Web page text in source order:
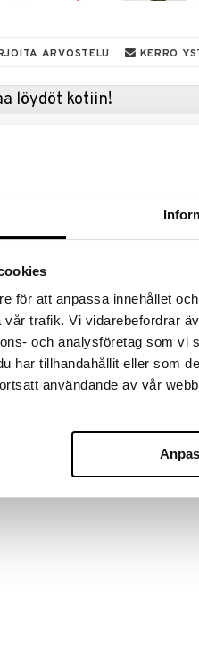
för att anpassa innehållet
trafik. Vi vidarebefordrar
och analysföretag som
har tillhandahållit eller som
användande av vår
ARVOSTELU KERRO
löydöt kotiin!
Paw Patrol Marshall
sisältää kaiken kokeaksesi
-merkki puseroosipannan hatun ja
filmin mukaisia omia
megafoni, palosammutin
hauskat osat tulevat